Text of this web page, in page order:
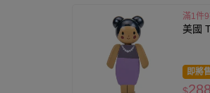
滿1件
美國
即將
288